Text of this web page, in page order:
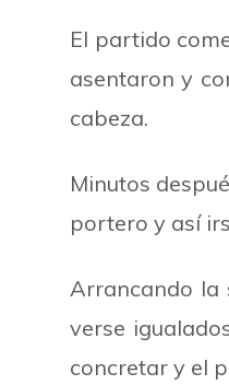
El partido
asentaron y
cabeza.
Minutos
portero y así
Arrancando la
verse
concretar y el